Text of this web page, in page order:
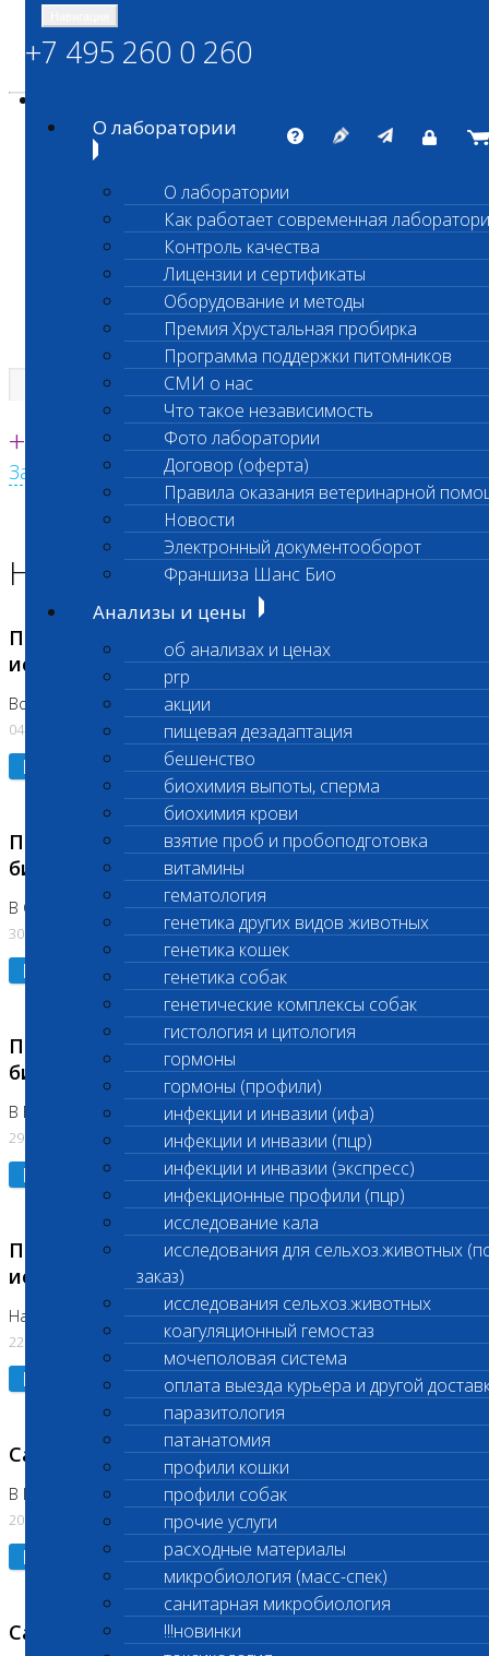
ШАНС БИО
Независимая ветеринарная лаборатория
Единая круглосуточная справочная
+7 495 260 0 260
Заказать звонок с сайта
+7 495 260 0 260
О лаборатории
О лаборатории
Как работает современная
Контроль качества
Лицензии и сертификаты
Оборудование и методы
Премия Хрустальная пробирка
Программа поддержки питомников
СМИ о нас
Что такое независимость
Фото лаборатории
Договор (оферта)
Правила оказания ветеринарной
Новости
Электронный документооборот
Франшиза Шанс Био
Анализы и цены
об анализах и ценах
prp
акции
пищевая дезадаптация
бешенство
биохимия выпоты, сперма
биохимия крови
взятие проб и пробоподготовка
витамины
гематология
генетика других видов животных
генетика кошек
генетика собак
генетические комплексы собак
гистология и цитология
гормоны
гормоны (профили)
инфекции и инвазии (ифа)
инфекции и инвазии (пцр)
инфекции и инвазии (экспресс)
инфекционные профили (пцр)
исследование кала
исследования для сельхоз.животных
заказ)
исследования сельхоз.животных
коагуляционный гемостаз
мочеполовая система
оплата выезда курьера и другой
паразитология
патанатомия
профили кошки
профили собак
прочие услуги
расходные материалы
микробиология (масс-спек)
санитарная микробиология
!!!новинки
Главная страница
Новости лаборатории
Приостановка срочных биохимических
исследований
Во Владыкино
04.08.2026
Подробнее
Приостановлено выполнение срочных
биохимических исследований
В Сколково. Код (123,309,310)
30.07.2026
Подробнее
Приостановлено выполнение срочных
биохимических исследований
В Бутово 29.07.26
29.07.2026
Подробнее
Приостановлено выполнение биохимических
исследований
На Нагорной. Код ( 123,310,309)
22.07.2026
Подробнее
Санитарные дни
В Коломне 24.07.2026 и 28.07.2026
20.07.2026
Подробнее
Санитарный день